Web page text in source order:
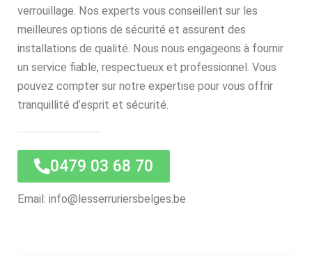
verrouillage. Nos experts vous conseillent sur les
meilleures options de sécurité et assurent des
installations de qualité. Nous nous engageons à fournir
un service fiable, respectueux et professionnel. Vous
pouvez compter sur notre expertise pour vous offrir
tranquillité d’esprit et sécurité.
0479 03 68 70
Email: info@lesserruriersbelges.be